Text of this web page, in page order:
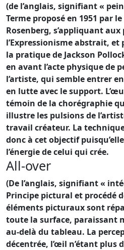
(de l’anglais, signifiant «
Terme proposé en 1951 par
Rosenberg, s’appliquant
l’Expressionisme abstrait,
la pratique de Jackson
en avant l’acte physique de
l’artiste, qui semble entrer
en lutte avec le support.
témoin de la chorégraphie
illustre les pulsions de
travail créateur. La
donc à cet objectif
l’énergie de celui qui crée.
All-over
(De l’anglais, signifiant «
Principe pictural et procédé
éléments picturaux sont
toute la surface, paraissant
au-delà du tableau. La
décentrée, l’œil n’étant plus